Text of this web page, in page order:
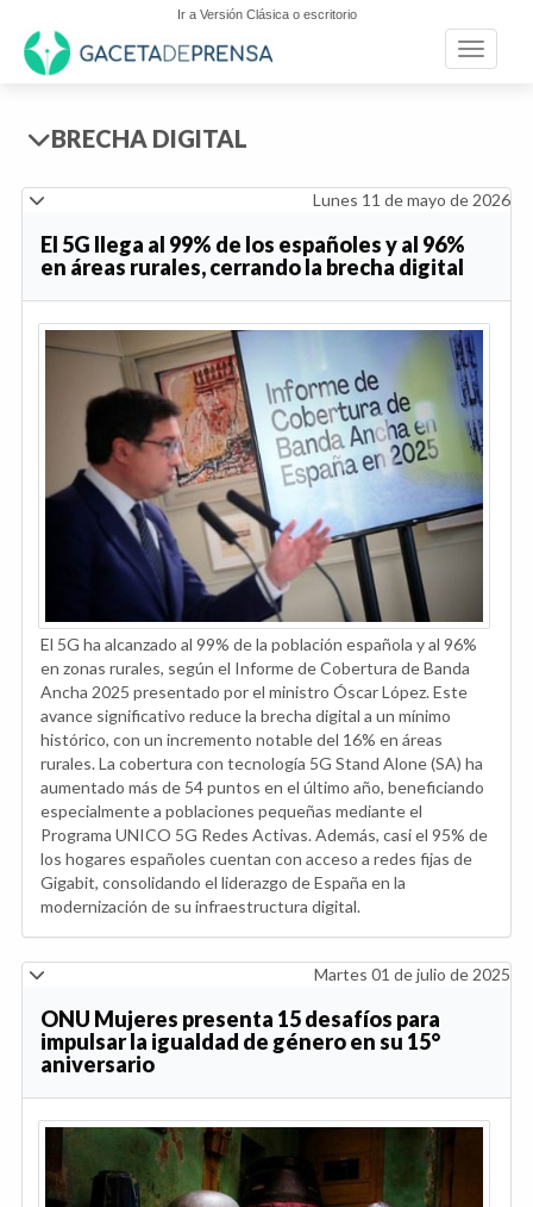
Ir a Versión Clásica o escritorio
Toggle
BRECHA DIGITAL
Lunes 11 de mayo de 2026
El 5G llega al 99% de los españoles y al 96%
en áreas rurales, cerrando la brecha digital
El 5G ha alcanzado al 99% de la población española y al 96%
en zonas rurales, según el Informe de Cobertura de Banda
Ancha 2025 presentado por el ministro Óscar López. Este
avance significativo reduce la brecha digital a un mínimo
histórico, con un incremento notable del 16% en áreas
rurales. La cobertura con tecnología 5G Stand Alone (SA) ha
aumentado más de 54 puntos en el último año, beneficiando
especialmente a poblaciones pequeñas mediante el
Programa UNICO 5G Redes Activas. Además, casi el 95% de
los hogares españoles cuentan con acceso a redes fijas de
Gigabit, consolidando el liderazgo de España en la
modernización de su infraestructura digital.
Martes 01 de julio de 2025
ONU Mujeres presenta 15 desafíos para
impulsar la igualdad de género en su 15°
aniversario